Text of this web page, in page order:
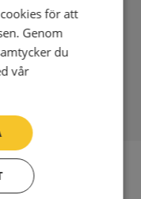
för att
Genom
du
vår